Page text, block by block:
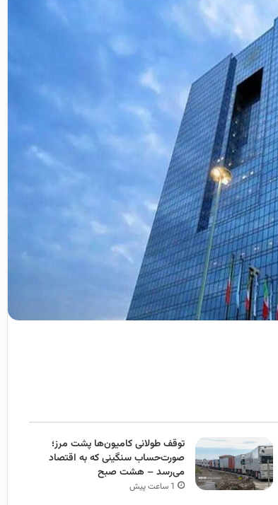
توقف طولانی کامیون‌ها پشت مرز؛
صورت‌حساب سنگینی که به اقتصاد
می‌رسد – هشت صبح
1 ساعت پیش